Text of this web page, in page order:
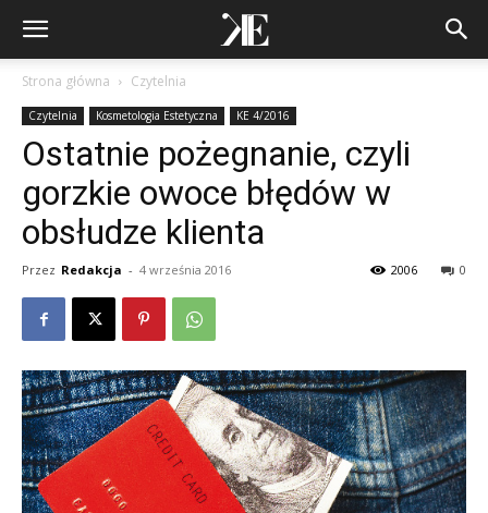
Strona główna Czytelnia
Czytelnia Kosmetologia Estetyczna KE 4/2016
Ostatnie pożegnanie, czyli
gorzkie owoce błędów w
obsłudze klienta
Przez Redakcja - 4 września 2016 0
2006